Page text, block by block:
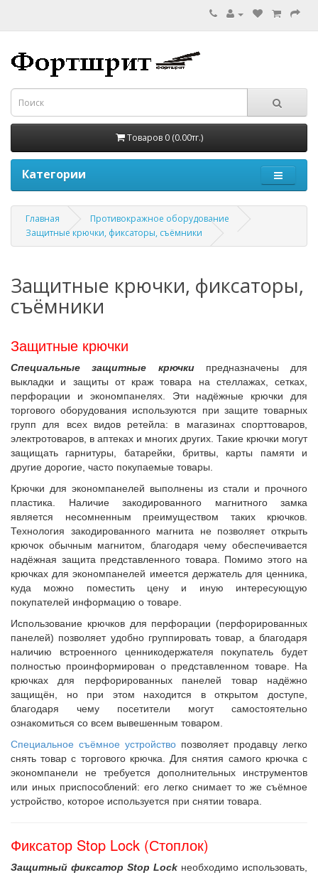
Товаров 0 (0.00тг.)
Категории
Главная
Противокражное оборудование
Защитные крючки, фиксаторы, съёмники
Защитные крючки, фиксаторы,
съёмники
Защитные крючки
Специальные защитные крючкипредназначены для
выкладки и защиты от краж товара на стеллажах, сетках,
перфорации и экономпанелях. Эти надёжные крючки для
торгового оборудования используются при защите товарных
групп для всех видов ретейла: в магазинах спорттоваров,
электротоваров, в аптеках и многих других. Такие крючки могут
защищать гарнитуры, батарейки, бритвы, карты памяти и
другие дорогие, часто покупаемые товары.
Крючки для экономпанелей выполнены из стали и прочного
пластика. Наличие закодированного магнитного замка
является несомненным преимуществом таких крючков.
Технология закодированного магнита не позволяет открыть
крючок обычным магнитом, благодаря чему обеспечивается
надёжная защита представленного товара. Помимо этого на
крючках для экономпанелей имеется держатель для ценника,
куда можно поместить цену и иную интересующую
покупателей информацию о товаре.
Использование крючков для перфорации (перфорированных
панелей) позволяет удобно группировать товар, а благодаря
наличию встроенного ценникодержателя покупатель будет
полностью проинформирован о представленном товаре. На
крючках для перфорированных панелей товар надёжно
защищён, но при этом находится в открытом доступе,
благодаря чему посетители могут самостоятельно
ознакомиться со всем вывешенным товаром.
Специальное съёмное устройство позволяет продавцу легко
снять товар с торгового крючка. Для снятия самого крючка с
экономпанели не требуется дополнительных инструментов
или иных приспособлений: его легко снимает то же съёмное
устройство, которое используется при снятии товара.
Фиксатор Stop Lock (Стоплок)
Защитный фиксатор Stop Lock необходимо использовать,